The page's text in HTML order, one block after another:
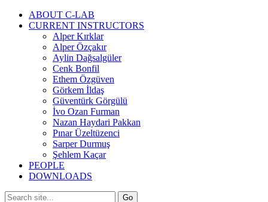
ABOUT C-LAB
CURRENT INSTRUCTORS
Alper Kırklar
Alper Özçakır
Aylin Dağsalgüler
Cenk Bonfil
Ethem Özgüven
Görkem İldaş
Güventürk Görgülü
İvo Ozan Furman
Nazan Haydari Pakkan
Pınar Üzeltüzenci
Sarper Durmuş
Şehlem Kaçar
PEOPLE
DOWNLOADS